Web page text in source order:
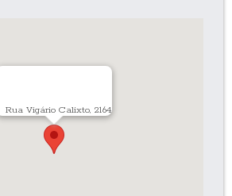
Rua Vigário Calixto, 2164